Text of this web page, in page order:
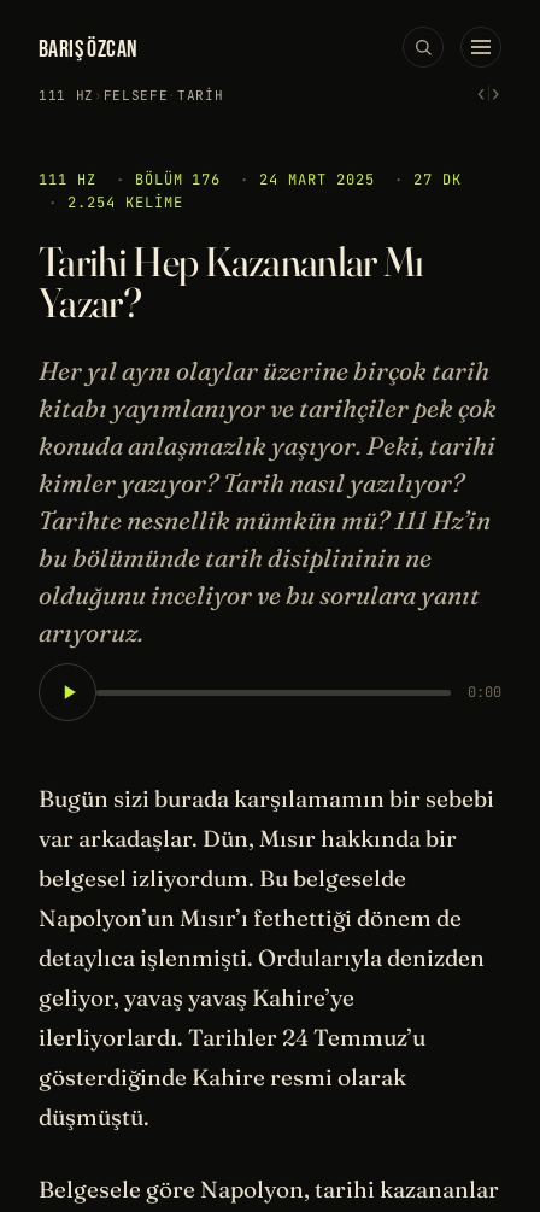
BARIŞ ÖZCAN
111 HZ › FELSEFE · TARIH ‹›
111 HZ · BÖLÜM 176 · 24 MART 2025 ·
27 DK
·
2.254 KELIME
Tarihi Hep Kazananlar Mı
Yazar?
Her yıl aynı olaylar üzerine birçok tarih
kitabı yayımlanıyor ve tarihçiler pek çok
konuda anlaşmazlık yaşıyor. Peki, tarihi
kimler yazıyor? Tarih nasıl yazılıyor?
Tarihte nesnellik mümkün mü? 111 Hz’in
bu bölümünde tarih disiplininin ne
olduğunu inceliyor ve bu sorulara yanıt
arıyoruz.
0:00
Bugün sizi burada karşılamamın bir sebebi
var arkadaşlar. Dün, Mısır hakkında bir
belgesel izliyordum. Bu belgeselde
Napolyon’un Mısır’ı fethettiği dönem de
detaylıca işlenmişti. Ordularıyla denizden
geliyor, yavaş yavaş Kahire’ye
ilerliyorlardı. Tarihler 24 Temmuz’u
gösterdiğinde Kahire resmi olarak
düşmüştü.
Belgesele göre Napolyon, tarihi kazananlar